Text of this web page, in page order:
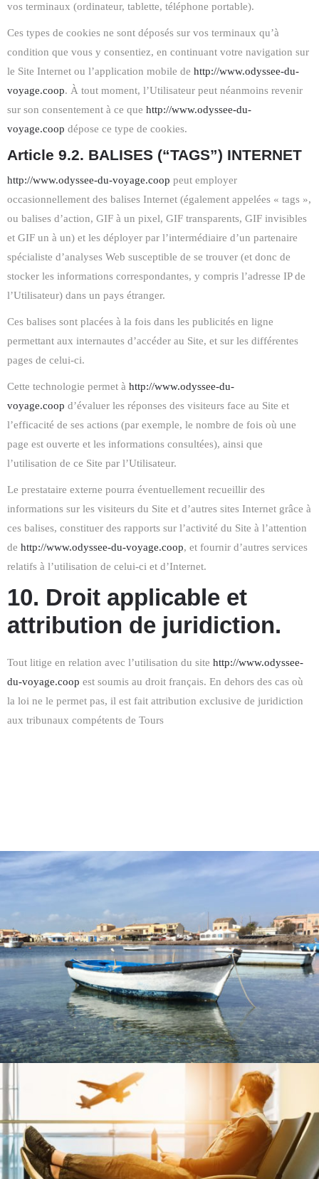
vos terminaux (ordinateur, tablette, téléphone portable).
Ces types de cookies ne sont déposés sur vos terminaux qu’à
condition que vous y consentiez, en continuant votre navigation sur
le Site Internet ou l’application mobile de http://www.odyssee-du-
voyage.coop. À tout moment, l’Utilisateur peut néanmoins revenir
sur son consentement à ce que http://www.odyssee-du-
voyage.coop dépose ce type de cookies.
Article 9.2. BALISES (“TAGS”) INTERNET
http://www.odyssee-du-voyage.coop peut employer
occasionnellement des balises Internet (également appelées « tags »,
ou balises d’action, GIF à un pixel, GIF transparents, GIF invisibles
et GIF un à un) et les déployer par l’intermédiaire d’un partenaire
spécialiste d’analyses Web susceptible de se trouver (et donc de
stocker les informations correspondantes, y compris l’adresse IP de
l’Utilisateur) dans un pays étranger.
Ces balises sont placées à la fois dans les publicités en ligne
permettant aux internautes d’accéder au Site, et sur les différentes
pages de celui-ci.
Cette technologie permet à http://www.odyssee-du-
voyage.coop d’évaluer les réponses des visiteurs face au Site et
l’efficacité de ses actions (par exemple, le nombre de fois où une
page est ouverte et les informations consultées), ainsi que
l’utilisation de ce Site par l’Utilisateur.
Le prestataire externe pourra éventuellement recueillir des
informations sur les visiteurs du Site et d’autres sites Internet grâce à
ces balises, constituer des rapports sur l’activité du Site à l’attention
de http://www.odyssee-du-voyage.coop, et fournir d’autres services
relatifs à l’utilisation de celui-ci et d’Internet.
10. Droit applicable et
attribution de juridiction.
Tout litige en relation avec l’utilisation du site http://www.odyssee-
du-voyage.coop est soumis au droit français. En dehors des cas où
la loi ne le permet pas, il est fait attribution exclusive de juridiction
aux tribunaux compétents de Tours